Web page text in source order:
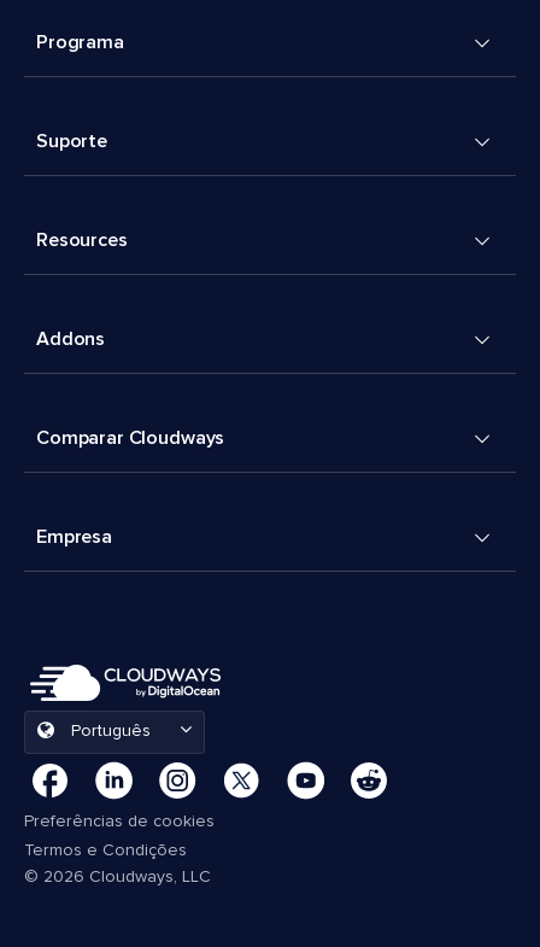
Programa
Suporte
Resources
Addons
Comparar Cloudways
Empresa
Português
Preferências de cookies
Termos e Condições
© 2026 Cloudways, LLC